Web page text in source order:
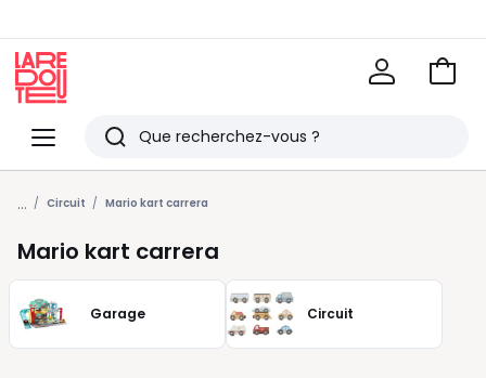
Menu
Redoute
Rechercher
Derniers
articles
vus
Voir
... Circuit Mario kart carrera
Mario kart carrera
Garage Circuit